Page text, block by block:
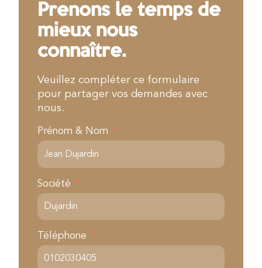
Prenons le temps de
mieux nous
connaître.
Veuillez compléter ce formulaire
pour partager vos demandes avec
nous.
Prénom & Nom
Société
Téléphone